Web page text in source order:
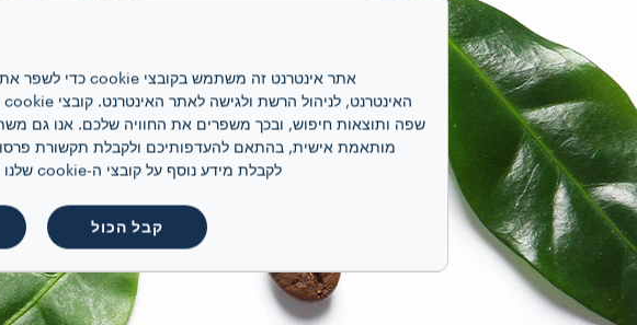
לקבלת מידע נוסף על קובצי ה-cookie שלנו ועל אופן ניהולם, אנא קראו את מדיניות קובצי ה-
קבל הכול